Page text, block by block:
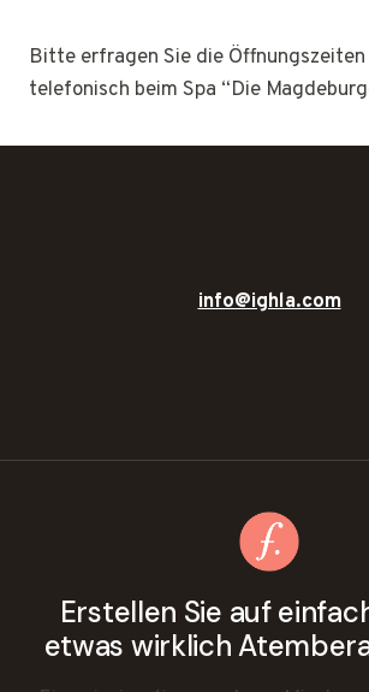
Bitte erfragen Sie die
telefonisch beim Spa “Die
info@ighla.com
Erstellen Sie auf
etwas wirklich